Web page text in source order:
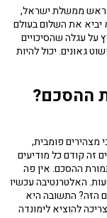
ראש ממשלת ישראל,
יביא את השלום בעולם
על עגלה שהסיכויים
גאונים. יכול להיות
ההסכם?
מצהירים פומבית,
זה קודם כל מודיעים
ההסכם. אין פה
האלטרנטיבה עכשיו
הזה? התשובה היא
להוציא לימונדה